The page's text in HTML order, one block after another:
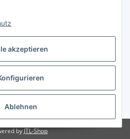
(auch werdende),
zzgl.Versand
byJTL-Shop
akzeptieren
Ablehnen